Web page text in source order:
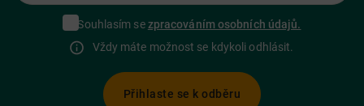
Souhlasím sezpracováním osobních údajů.
Vždy máte možnost se kdykoli odhlásit.
Přihlaste se k odběru